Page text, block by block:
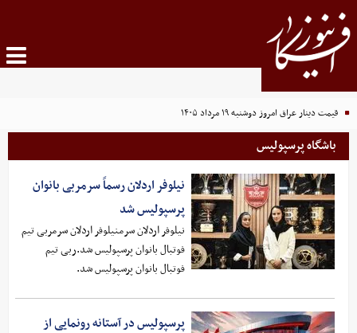
قیمت دینار عراق امروز دوشنبه ۱۹ مرداد ۱۴۰۵
باشگاه پرسپولیس
نیلوفر اردلان رسماً سرمربی بانوان
پرسپولیس شد
نیلوفر اردلان سرمنیلوفر اردلان سرمربی تیم
فوتبال بانوان پرسپولیس شد.ربی تیم
فوتبال بانوان پرسپولیس شد.
پرسپولیس در آستانه رونمایی از